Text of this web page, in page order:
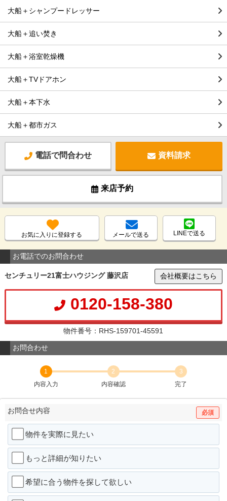
大船＋シャンプードレッサー
大船＋追い焚き
大船＋浴室乾燥機
大船＋TVドアホン
大船＋本下水
大船＋都市ガス
電話で問合わせ 資料請求
来店予約
お気に入りに登録する メールで送る LINEで送る
お電話でのお問合わせ
センチュリー21富士ハウジング 藤沢店 会社概要はこちら
0120-158-380
物件番号：RHS-159701-45591
お問合わせ
1
内容入力
2
内容確認
3
完了
お問合せ内容 必須
物件を実際に見たい
もっと詳細が知りたい
希望に合う物件を探して欲しい